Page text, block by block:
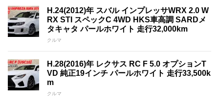
H.24(2012)年 スバル インプレッサWRX 2.0 W
RX STI スペックC 4WD HKS車高調 SARDメ
タキャタ パールホワイト 走行32,000km
クルマ
H.28(2016)年 レクサス RC F 5.0 オプションT
VD 純正19インチ パールホワイト 走行33,500k
m
クルマ